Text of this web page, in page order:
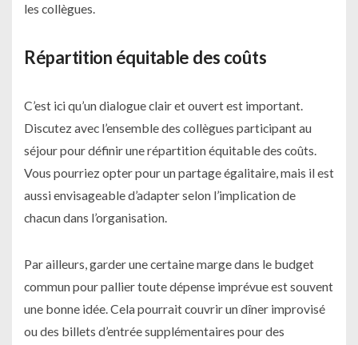
les collègues.
Répartition équitable des coûts
C’est ici qu’un dialogue clair et ouvert est important.
Discutez avec l’ensemble des collègues participant au
séjour pour définir une répartition équitable des coûts.
Vous pourriez opter pour un partage égalitaire, mais il est
aussi envisageable d’adapter selon l’implication de
chacun dans l’organisation.
Par ailleurs, garder une certaine marge dans le budget
commun pour pallier toute dépense imprévue est souvent
une bonne idée. Cela pourrait couvrir un dîner improvisé
ou des billets d’entrée supplémentaires pour des